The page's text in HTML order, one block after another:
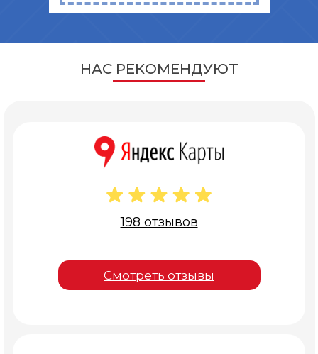
НАС РЕКОМЕНДУЮТ
198 отзывов
Смотреть отзывы